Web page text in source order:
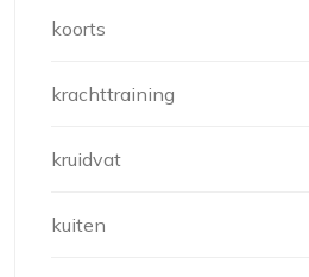
koorts
krachttraining
kruidvat
kuiten